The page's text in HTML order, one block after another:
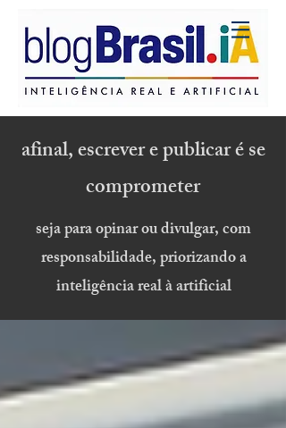
afinal, escrever e publicar é se
comprometer
seja para opinar ou divulgar, com
responsabilidade, priorizando a
inteligência real à artificial